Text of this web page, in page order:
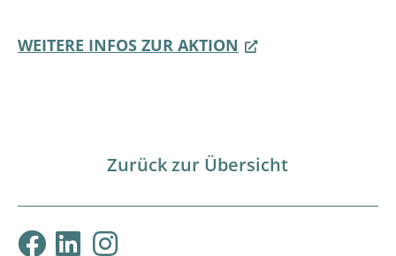
WEITERE INFOS ZUR AKTION
Zurück zur Übersicht
Klimabündnis Tirol auf
Klimabündnis Tirol auf